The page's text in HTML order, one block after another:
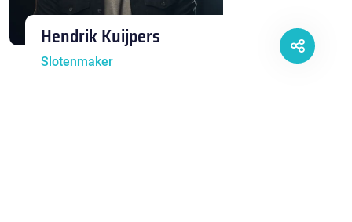
Hendrik Kuijpers
Slotenmaker